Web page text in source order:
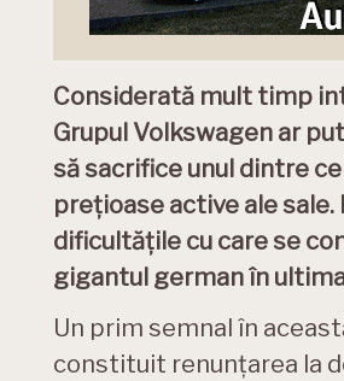
Considerată mult timp
Grupul Volkswagen ar
să sacrifice unul dintre
prețioase active ale sale.
dificultățile cu care se
gigantul german în
Un prim semnal în
constituit renunțarea la